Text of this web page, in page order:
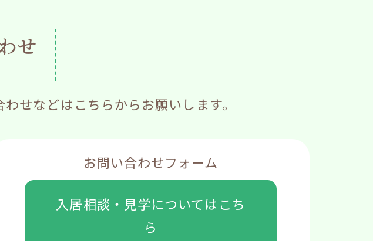
せ
せなどはこちらからお願いします。
お問い合わせフォーム
入居相談・見学については こち
ら